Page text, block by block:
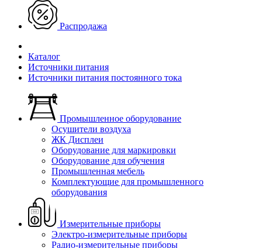
Распродажа
Каталог
Источники питания
Источники питания постоянного тока
Промышленное оборудование
Осушители воздуха
ЖК Дисплеи
Оборудование для маркировки
Оборудование для обучения
Промышленная мебель
Комплектующие для промышленного
оборудования
Измерительные приборы
Электро-измерительные приборы
Радио-измерительные приборы